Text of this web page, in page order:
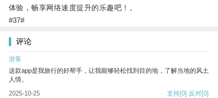
体验，畅享网络速度提升的乐趣吧！。
#37#
评论
游客
这款app是我旅行的好帮手，让我能够轻松找到目的地，了解当地的风土
人情。
2025-10-25
支持[0] 反对[0]